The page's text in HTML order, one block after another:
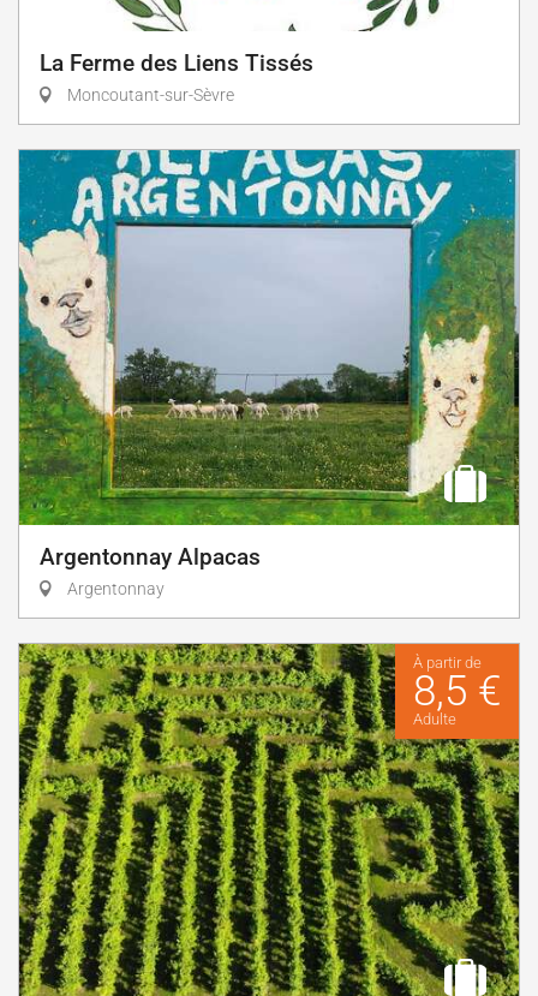
La Ferme des Liens Tissés
Moncoutant-sur-Sèvre
Argentonnay Alpacas
Argentonnay
À partir de
8,5 €
Adulte